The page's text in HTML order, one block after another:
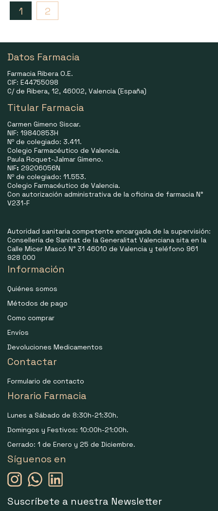
1 2
Datos Farmacia
Farmacia Ribera O.E.
CIF: E44755098
C/ de Ribera, 12, 46002, Valencia (España)
Titular Farmacia
Carmen Gimeno Siscar.
NIF: 19840853H
Nº de colegiado: 3.411.
Colegio Farmacéutico de Valencia.
Paula Roquet-Jalmar Gimeno.
NIF: 29206056N
Nº de colegiado: 11.553.
Colegio Farmacéutico de Valencia.
Con autorización administrativa de la oficina de farmacia N°
V231-F
Autoridad sanitaria competente encargada de la supervisión:
Consellería de Sanitat de la Generalitat Valenciana sita en la
Calle Micer Mascó N° 31 46010 de Valencia y teléfono 961
928 000
Información
Quiénes somos
Métodos de pago
Como comprar
Envíos
Devoluciones Medicamentos
Contactar
Formulario de contacto
Horario Farmacia
Lunes a Sábado de 8:30h-21:30h.
Domingos y Festivos: 10:00h-21:00h.
Cerrado: 1 de Enero y 25 de Diciembre.
Síguenos en
Suscríbete a nuestra Newsletter